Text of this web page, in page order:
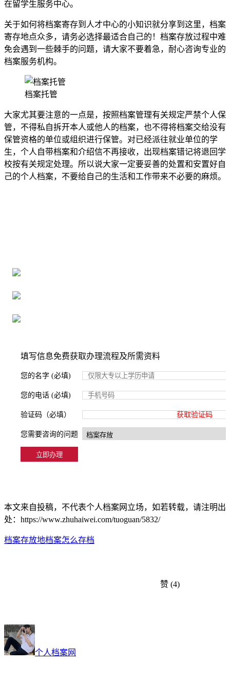
在留学生服务中心。
关于如何将档案寄存到人才中心的小知识就分享到这里，档案
寄存地点众多，请务必选择最适合自己的！档案存放过程中难
免会遇到一些棘手的问题，请大家不要着急，耐心咨询专业的
档案服务机构。
档案托管
大家尤其要注意的一点是，按照档案管理有关规定严禁个人保
管，不得私自拆开本人或他人的档案，也不得将档案交给没有
保管资格的单位或组织进行保管。对已经派往就业单位的学
生，个人自带档案和介绍信不再接收，出现档案错记将退回学
校按有关规定处理。所以说大家一定要妥善的处置和安置好自
己的个人档案，不要给自己的生活和工作带来不必要的麻烦。
填写信息免费获取办理流程及所需资料
您的名字 (必填)
您的电话 (必填)
验证码（必填） 获取验证码
您需要咨询的问题
本文来自投稿，不代表个人档案网立场，如若转载，请注明出
处：https://www.zhuhaiwei.com/tuoguan/5832/
档案存放地档案怎么存档
赞 (4)
个人档案网